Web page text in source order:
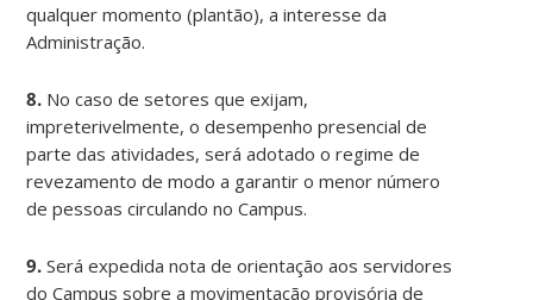
qualquer momento (plantão), a interesse da
Administração.
8. No caso de setores que exijam,
impreterivelmente, o desempenho presencial de
parte das atividades, será adotado o regime de
revezamento de modo a garantir o menor número
de pessoas circulando no Campus.
9. Será expedida nota de orientação aos servidores
do Campus sobre a movimentação provisória de